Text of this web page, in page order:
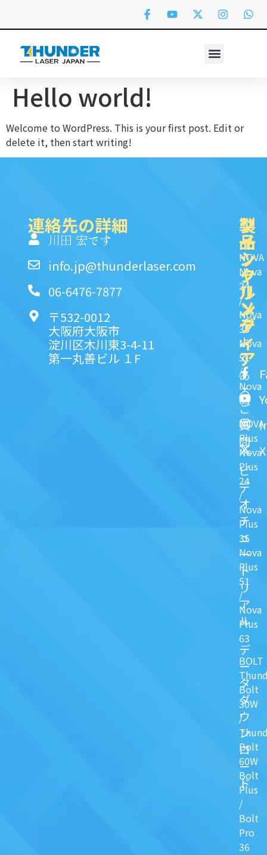
Hello world!
Welcome to WordPress. This is your first post. Edit or
delete it, then start writing!
連絡先の詳細
川田 宏です
info.jp@thunderlaser.com
06-6476-7877
〒532-0012
大阪府大阪市
淀川区木川東3-4-11
第一丸善ビル １F
製
品
NOVA
Nova
24
/
Nova
35
Nova
51
/
Nova
63
NOVA
Plus
Nova
Plus
24
/
Nova
Plus
35
Nova
Plus
51
/
Nova
Plus
63
BOLT
Bolt
30W
/
Bolt
60W
Bolt
Plus
/
Bolt
Pro
36
ク
イ
ッ
ク
リ
ン
ク
よ
く
あ
る
ご
質
問
ビ
デ
オ
チ
ュ
一
ト
リ
ア
ル
デ
ー
タ
ダ
ウ
ン
ロ
ー
ド
ソ
一
シ
ャ
ル
メ
デ
ィ
ア
X